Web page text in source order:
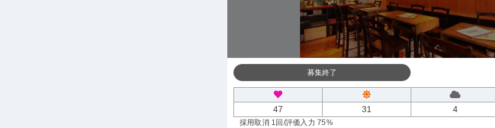
募集終了
47 31 4
採用取消 1回 /評価入力 75%